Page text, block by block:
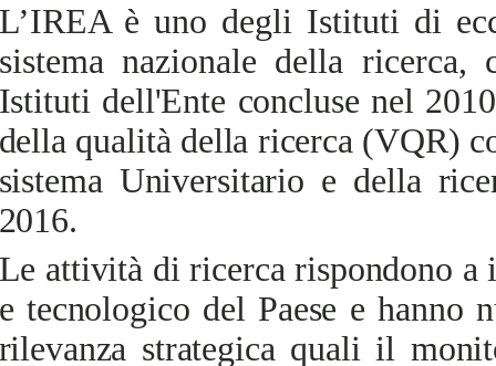
è uno degli Istituti di
nazionale della ricerca,
dell'Ente concluse nel
qualità della ricerca (VQR)
Universitario e della
attività di ricerca rispondono
tecnologico del Paese e hanno
strategica quali il